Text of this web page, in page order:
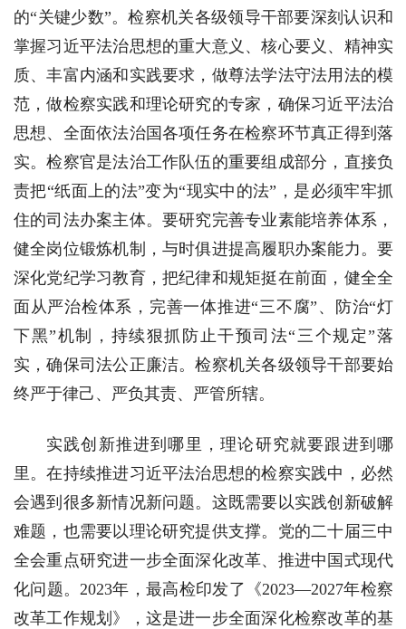
的“关键少数”。检察机关各级领导干部要深刻认识和
掌握习近平法治思想的重大意义、核心要义、精神实
质、丰富内涵和实践要求，做尊法学法守法用法的模
范，做检察实践和理论研究的专家，确保习近平法治
思想、全面依法治国各项任务在检察环节真正得到落
实。检察官是法治工作队伍的重要组成部分，直接负
责把“纸面上的法”变为“现实中的法”，是必须牢牢抓
住的司法办案主体。要研究完善专业素能培养体系，
健全岗位锻炼机制，与时俱进提高履职办案能力。要
深化党纪学习教育，把纪律和规矩挺在前面，健全全
面从严治检体系，完善一体推进“三不腐”、防治“灯
下黑”机制，持续狠抓防止干预司法“三个规定”落
实，确保司法公正廉洁。检察机关各级领导干部要始
终严于律己、严负其责、严管所辖。
实践创新推进到哪里，理论研究就要跟进到哪
里。在持续推进习近平法治思想的检察实践中，必然
会遇到很多新情况新问题。这既需要以实践创新破解
难题，也需要以理论研究提供支撑。党的二十届三中
全会重点研究进一步全面深化改革、推进中国式现代
化问题。2023年，最高检印发了《2023—2027年检察
改革工作规划》，这是进一步全面深化检察改革的基